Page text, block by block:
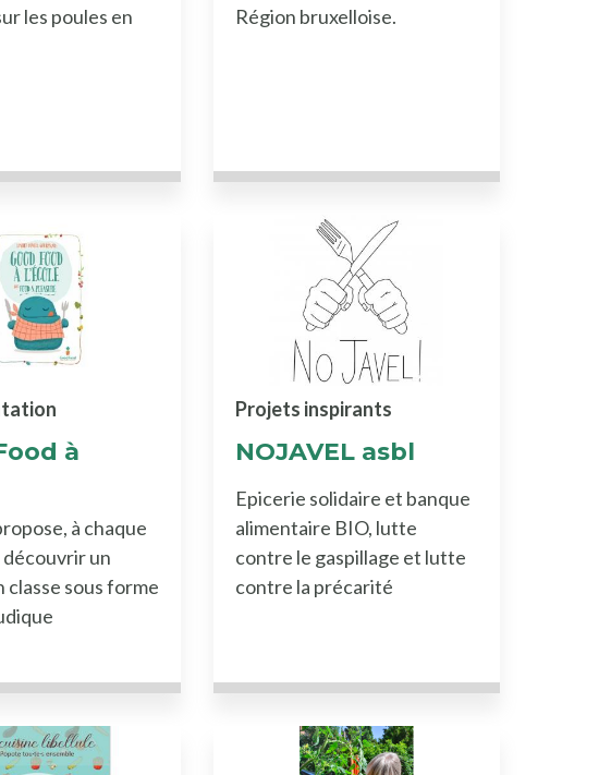
les poules en
Région bruxelloise.
à
à chaque
découvrir un
classe sous forme
NOJAVEL asbl
Projets inspirants
Epicerie solidaire et banque
alimentaire BIO, lutte
contre le gaspillage et lutte
contre la précarité